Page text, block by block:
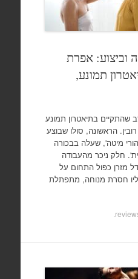
וביצוע: אפרת
תמונע,
שהתקיים בתיאטרון תמונע
הראשונה, סולו שבוצע
מיטה', שעלה בבכורה
'הבית'. חלק ניכר מהעבודה
מזרן כפול התחום על
חסרת מנוחה, מתפתלת